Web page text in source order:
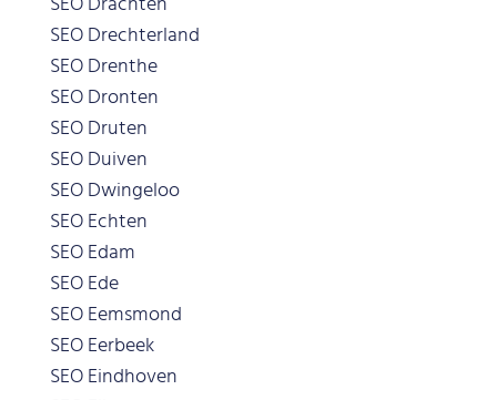
SEO Drechterland
SEO Drenthe
SEO Dronten
SEO Druten
SEO Duiven
SEO Dwingeloo
SEO Echten
SEO Edam
SEO Ede
SEO Eemsmond
SEO Eerbeek
SEO Eindhoven